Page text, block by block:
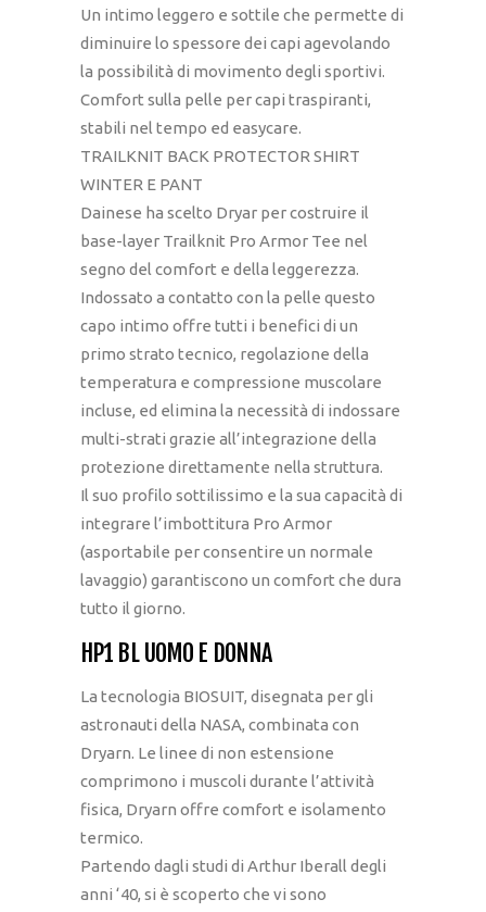
Un intimo leggero e sottile che permette di
diminuire lo spessore dei capi agevolando
la possibilità di movimento degli sportivi.
Comfort sulla pelle per capi traspiranti,
stabili nel tempo ed easycare.
TRAILKNIT BACK PROTECTOR SHIRT
WINTER E PANT
Dainese ha scelto Dryar per costruire il
base-layer Trailknit Pro Armor Tee nel
segno del comfort e della leggerezza.
Indossato a contatto con la pelle questo
capo intimo offre tutti i benefici di un
primo strato tecnico, regolazione della
temperatura e compressione muscolare
incluse, ed elimina la necessità di indossare
multi-strati grazie all’integrazione della
protezione direttamente nella struttura.
Il suo profilo sottilissimo e la sua capacità di
integrare l’imbottitura Pro Armor
(asportabile per consentire un normale
lavaggio) garantiscono un comfort che dura
tutto il giorno.
HP1 BL UOMO E DONNA
La tecnologia BIOSUIT, disegnata per gli
astronauti della NASA, combinata con
Dryarn. Le linee di non estensione
comprimono i muscoli durante l’attività
fisica, Dryarn offre comfort e isolamento
termico.
Partendo dagli studi di Arthur Iberall degli
anni ‘40, si è scoperto che vi sono